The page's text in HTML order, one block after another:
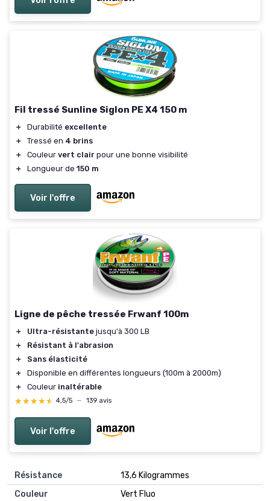
Fil tressé Sunline Siglon PE X4 150 m
＋ Durabilité excellente
＋
Tressé en 4 brins
＋
Couleur vert clair pour une bonne visibilité
＋
Longueur de 150 m
Voir l'offre
Ligne de pêche tressée Frwanf 100m
＋ Ultra-résistante jusqu'à 300 LB
＋
Résistant à l'abrasion
＋
Sans élasticité
＋
Disponible en différentes longueurs (100m à 2000m)
＋
Couleur inaltérable
★★★★★
★★★★★ 4,5/5 — 139 avis
Voir l'offre
Résistance
‎13,6 Kilogrammes
Couleur
‎Vert Fluo